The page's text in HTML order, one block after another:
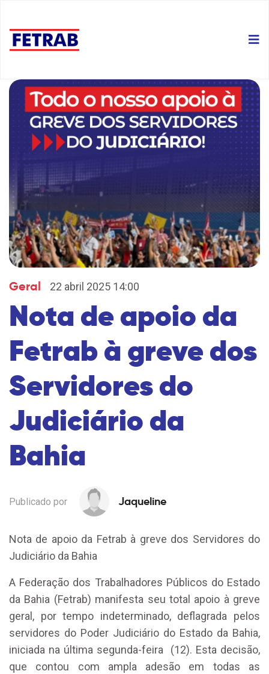
Geral 22 abril 2025 14:00
Nota de apoio da
Fetrab à greve dos
Servidores do
Judiciário da
Bahia
Publicado por Jaqueline
Nota de apoio da Fetrab à greve dos Servidores do
Judiciário da Bahia
A Federação dos Trabalhadores Públicos do Estado
da Bahia (Fetrab) manifesta seu total apoio à greve
geral, por tempo indeterminado, deflagrada pelos
servidores do Poder Judiciário do Estado da Bahia,
iniciada na última segunda-feira (12). Esta decisão,
que contou com ampla adesão em todas as